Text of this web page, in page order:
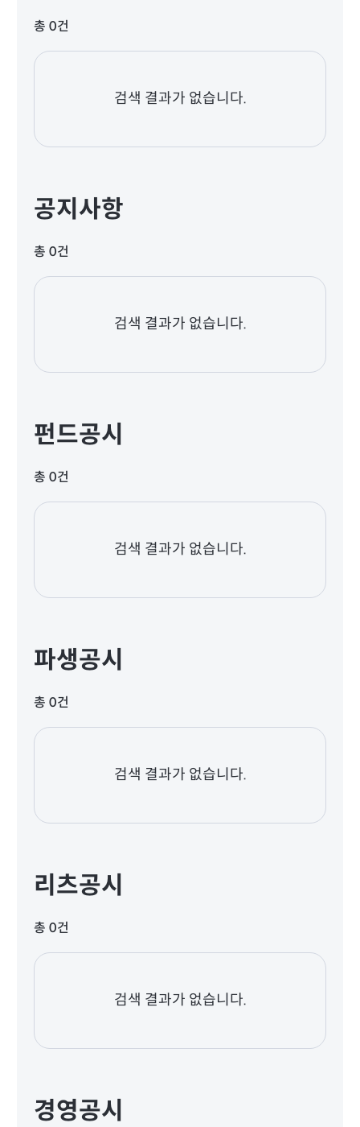
총 0건
검색 결과가 없습니다.
공지사항
총 0건
검색 결과가 없습니다.
펀드공시
총 0건
검색 결과가 없습니다.
파생공시
총 0건
검색 결과가 없습니다.
리츠공시
총 0건
검색 결과가 없습니다.
경영공시